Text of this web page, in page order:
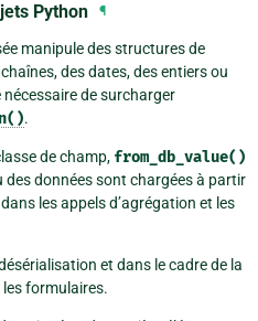
Python ¶
manipule des structures de
des dates, des entiers ou
de surcharger
.
de champ, from_db_value()
des données sont chargées à partir
les appels d’agrégation et les
et dans le cadre de la
formulaires.